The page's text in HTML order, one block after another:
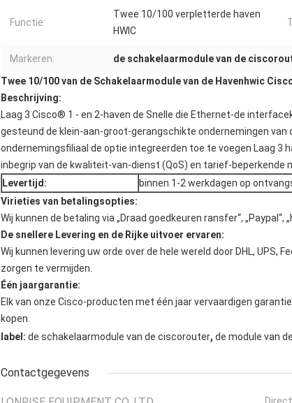
Functie:
Twee 10/100 verpletterde haven
HWIC
Markeren: de schakelaarmodule van de
Twee 10/100 van de Schakelaarmodule van de Havenhwic
Beschrijving:
Laag 3 Cisco® 1 - en 2-haven de Snelle die Ethernet-de
gesteund de klein-aan-groot-gerangschikte ondernemingen
ondernemingsfiliaal de optie integreerden toe te voegen Laag 3
inbegrip van de kwaliteit-van-dienst (QoS) en tarief-beperkende
Levertijd:
binnen 1-2 werkdagen op
Virieties van betalingsopties:
Wij kunnen de betaling via „Draad goedkeuren ransfer“, „Paypal“,
De snellere Levering en de Rijke uitvoer ervaren:
Wij kunnen levering uw orde over de hele wereld door DHL, UPS,
zorgen te vermijden.
Één jaargarantie:
Elk van onze Cisco-producten met één jaar vervaardigen
kopen.
label: de schakelaarmodule van de ciscorouter, de module van
Contactgegevens